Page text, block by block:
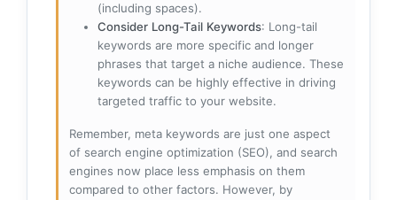
(including spaces).
Consider Long-Tail Keywords: Long-tail
keywords are more specific and longer
phrases that target a niche audience. These
keywords can be highly effective in driving
targeted traffic to your website.
Remember, meta keywords are just one aspect
of search engine optimization (SEO), and search
engines now place less emphasis on them
compared to other factors. However, by